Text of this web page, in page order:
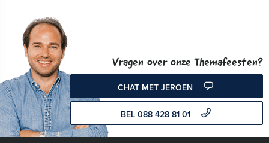
Vragen over onze Themafeesten?
CHAT MET JEROEN
BEL 088 428 81 01